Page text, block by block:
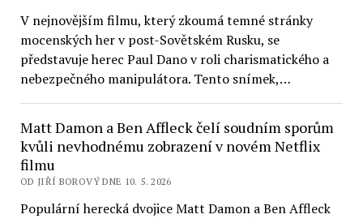
V nejnovějším filmu, který zkoumá temné stránky
mocenských her v post-Sovětském Rusku, se
představuje herec Paul Dano v roli charismatického a
nebezpečného manipulátora. Tento snímek,…
Matt Damon a Ben Affleck čelí soudním sporům
kvůli nevhodnému zobrazení v novém Netflix
filmu
OD JIŘÍ BOROVÝ DNE 10. 5. 2026
Populární herecká dvojice Matt Damon a Ben Affleck